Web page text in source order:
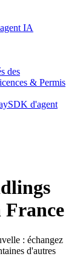
IA
des
& Permis
SDK d'agent
France
: échangez
d'autres